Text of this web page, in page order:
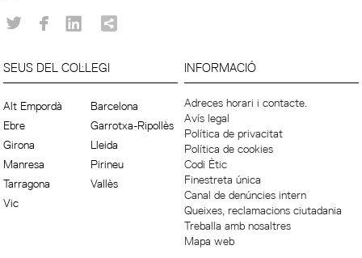
SEUS DEL COL·LEGI
Alt Empordà
Barcelona
Ebre
Garrotxa-Ripollès
Girona
Lleida
Manresa
Pirineu
Tarragona
Vallès
Vic
INFORMACIÓ
Adreces horari i contacte.
Avís legal
Política de privacitat
Política de cookies
Codi Ètic
Finestreta única
Canal de denúncies intern
Queixes, reclamacions ciutadania
Treballa amb nosaltres
Mapa web